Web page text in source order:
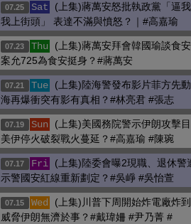
07.25 Sat
(上集)蔣萬安怒批執政黨「逼
我上街頭」 表達不滿與憤怒？｜#高嘉瑜
07.23 Thu
(上集)蔣萬安拜會韓國瑜談食
案允725為食安挺身？#蔣萬安
07.21 Tue
(上集)陸海警發布影片菲方先
海再爆衝突有影有真相？#林亮君 #張志
07.19 Sun
(上集)美國務院警示伊朗攻擊
美伊停火破裂戰火蔓延？#高嘉瑜 #陳琬
07.17 Fri
(上集)陸委會曝2現職、退休警
示警國安紅線重新劃定？#吳崢 #吳怡萱
07.15 Wed
(上集)川普下周開始炸電廠炸
威脅伊朗無濟於事？#戴瑋姍 #尹乃菁 #